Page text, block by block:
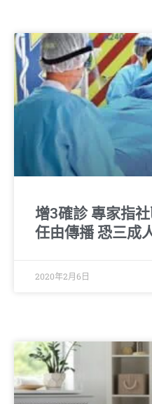
增3確診 專家指
任由傳播 恐三成
2020年2月6日